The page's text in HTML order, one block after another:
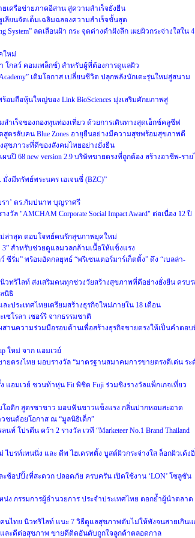
เครือข่ายภาคอีสาน สู่ความสำเร็จยั่งยืน
เลียนจัดเต็มเฉลิมฉลองความสำเร็จขั้นสุด
System” ลดเลือนฝ้า กระ จุดด่างดำฝังลึก เผยผิวกระจ่างใสใน 4
ใหม่
โกลว์ คอมเพล็กซ์) สำหรับผู้ที่ต้องการดูแลผิว
เติมโอกาส เปลี่ยนชีวิต ปลุกพลังนักเตะรุ่นใหม่สู่สนาม
ร้อมถือหุ้นใหญ่ของ Link BioSciences มุ่งเสริมศักยภาพสู่
เร็จของกองทุนท่องเที่ยว ด้วยการเดินทางสุดเอ็กซ์คลูซีฟ
สูตรลับคน Blue Zones อายุยืนอย่างมีความสุขพร้อมสุขภาพดี
สุขภาวะที่ดีของสังคมไทยอย่างยั่งยืน
นปี 68 new version 2.9 บริษัทขายตรงที่ถูกต้อง สร้างอาชีพ-ราย
งมีทรัพย์พระนคร เอเจนซี่ (BZC)”
รา’ ดร.กัมปนาท บุญราศรี
"AMCHAM Corporate Social Impact Award" ต่อเนื่อง 12 ปี
ล่าสุด ตอบโจทย์คนรักสุขภาพยุคใหม่
สำหรับช่วยดูแลมวลกล้ามเนื้อให้แข็งแรง
รั่ม” พร้อมอัดกลยุทธ์ “พรีเซนเตอร์มาร์เก็ตติ้ง” ดึง “เบลล่า-
นิวทริไลท์ ส่งเสริมคนทุกช่วงวัยสร้างสุขภาพที่ดีอย่างยั่งยืน ครบ
นิธิ
ะประเทศไทยเตรียมสร้างธุรกิจใหม่ภายใน 18 เดือน
ซโรลา เชอร์รี จากธรรมชาติ
านความร่วมมือรอบด้านเพื่อสร้างธุรกิจขายตรงให้เป็นคำตอบ
ใหม่ จาก แอมเวย์
ตรงไทย มอบรางวัล “มาตรฐานสมาคมการขายตรงดีเด่น ระ
แอมเวย์ ชวนท้าหุ่น Fit พิชิต Fuji ร่วมชิงรางวัลแพ็กเกจเที่ยว
โอติก สูตรชาขาว มอบฟันขาวแข็งแรง กลิ่นปากหอมสะอาด
ชนด้อยโอกาส ณ “มูลนิธิเด็ก”
โปรตีน คว้า 2 รางวัล เวที “Marketeer No.1 Brand Thailand
บรท์เทนนิ่ง และ ดีพ ไฮเดรทติ้ง บูสต์ผิวกระจ่างใส ล็อกผิวเด้ง
ช้อปปิ้งที่สะดวก ปลอดภัย ครบครัน เปิดใช้งาน ‘LON’ โซลูชัน
ง กรรมการผู้อำนวยการ ประจำประเทศไทย ตอกย้ำผู้นำตลาด
นไทย นิวทริไลท์ แนะ 7 วิธีดูแลสุขภาพตับไม่ให้พังจนสายเกินแ
และดีต่อสุขภาพ ขายดีติดอันดับถูกใจลูกค้าตลอดกาล